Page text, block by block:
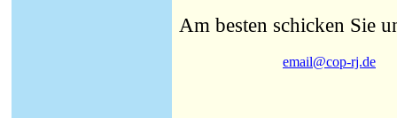
Am besten schicken Sie
email@cop-rj.de